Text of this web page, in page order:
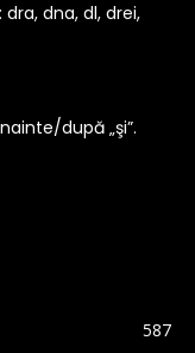
dna, dl, drei,
după „şi”.
587